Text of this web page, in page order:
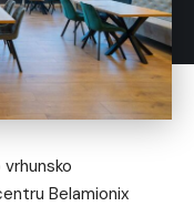
Belamionix